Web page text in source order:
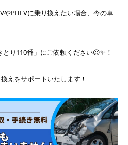
やPHEVに乗り換えたい場合、今の車
り110番」にご依頼ください😉✨！
えをサポートいたします！